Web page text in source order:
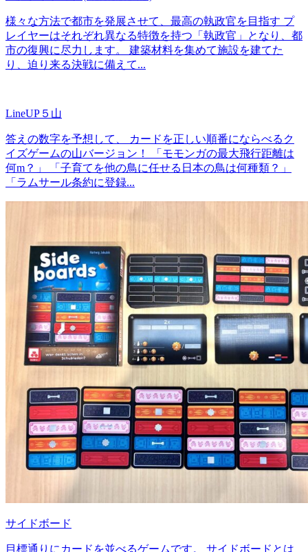
様々な方法で都市を発展させて、最高の執政官を目指す プ
レイヤーはそれぞれ異なる特徴を持つ「執政官」となり、都
市の復興に尽力します。 建築材料を集めて施設を建てた
り、迫り来る決戦に備えて...
LineUP５山
答えの数字を予想して、 カードを正しい順番にならべるク
イズゲームの山バージョン！ 「モモンガの最大飛行距離は
何m？」 「子育てを他の鳥に任せる日本の鳥は何種類？」
「ラムサール条約に登録...
サイドボード
目標通りにカードを並べるゲームです。 サイドボードとは